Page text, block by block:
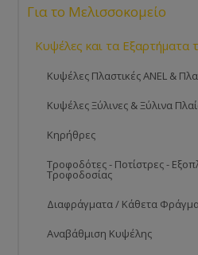
Για το Μελισσοκομείο
Κυψέλες και τα Εξαρτήματα
Κυψέλες Πλαστικές ANEL &
Κυψέλες Ξύλινες & Ξύλινα
Κηρήθρες
Τροφοδότες - Ποτίστρες -
Τροφοδοσίας
Διαφράγματα / Κάθετα
Αναβάθμιση Κυψέλης